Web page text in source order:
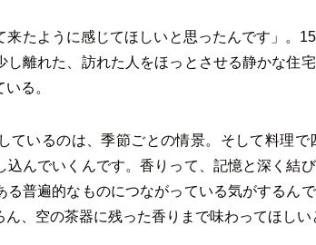
たように感じてほしいと思ったんです」。
し離れた、訪れた人をほっとさせる静かな住
る。
ているのは、季節ごとの情景。そして料理
込んでいくんです。香りって、記憶と深く結
る普遍的なものにつながっている気がするん
ん、空の茶器に残った香りまで味わってほし